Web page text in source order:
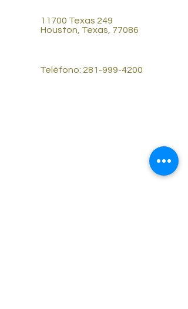
11700 Texas 249
Houston, Texas, 77086
Teléfono: 281-999-4200